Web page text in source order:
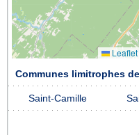
Leaflet
Communes limitrophes
Saint-Camille